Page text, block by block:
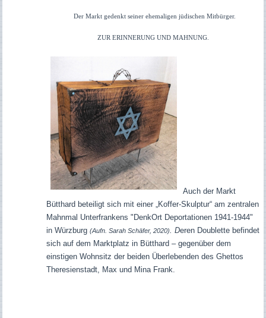
Der Markt gedenkt seiner ehemaligen jüdischen Mitbürger.
ZUR ERINNERUNG UND MAHNUNG.
Auch der Markt
Bütthard beteiligt sich mit einer „Koffer-Skulptur“ am zentralen
Mahnmal Unterfrankens "DenkOrt Deportationen 1941-1944"
in Würzburg (Aufn. Sarah Schäfer, 2020) . Deren Doublette befindet
sich auf dem Marktplatz in Bütthard – gegenüber dem
einstigen Wohnsitz der beiden Überlebenden des Ghettos
Theresienstadt, Max und Mina Frank.